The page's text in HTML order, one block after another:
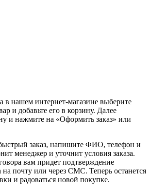
в нашем интернет-магазине выберите
и добавьте его в корзину. Далее
и нажмите на «Оформить заказ» или
заказ, напишите ФИО, телефон и
менеджер и уточнит условия заказа.
вам придет подтверждение
на почту или через СМС. Теперь останется
и радоваться новой покупке.